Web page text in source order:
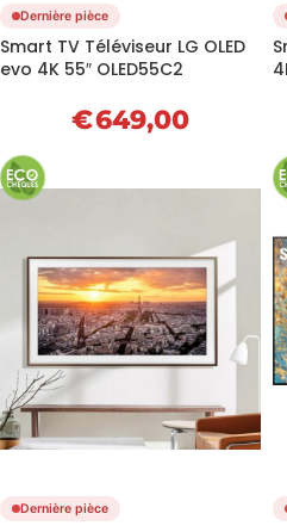
Dernière pièce
Smart TV Téléviseur LG OLED
evo 4K 55″ OLED55C2
€649,00
Dernière pièce